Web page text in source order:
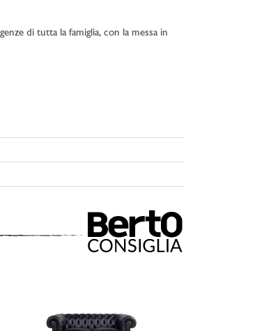
di tutta la famiglia, con la messa in